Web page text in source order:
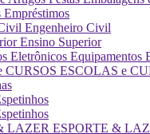
Empréstimos
Engenheiro Civil
Ensino Superior
Equipamentos
ESCOLAS e
ESPORTE &